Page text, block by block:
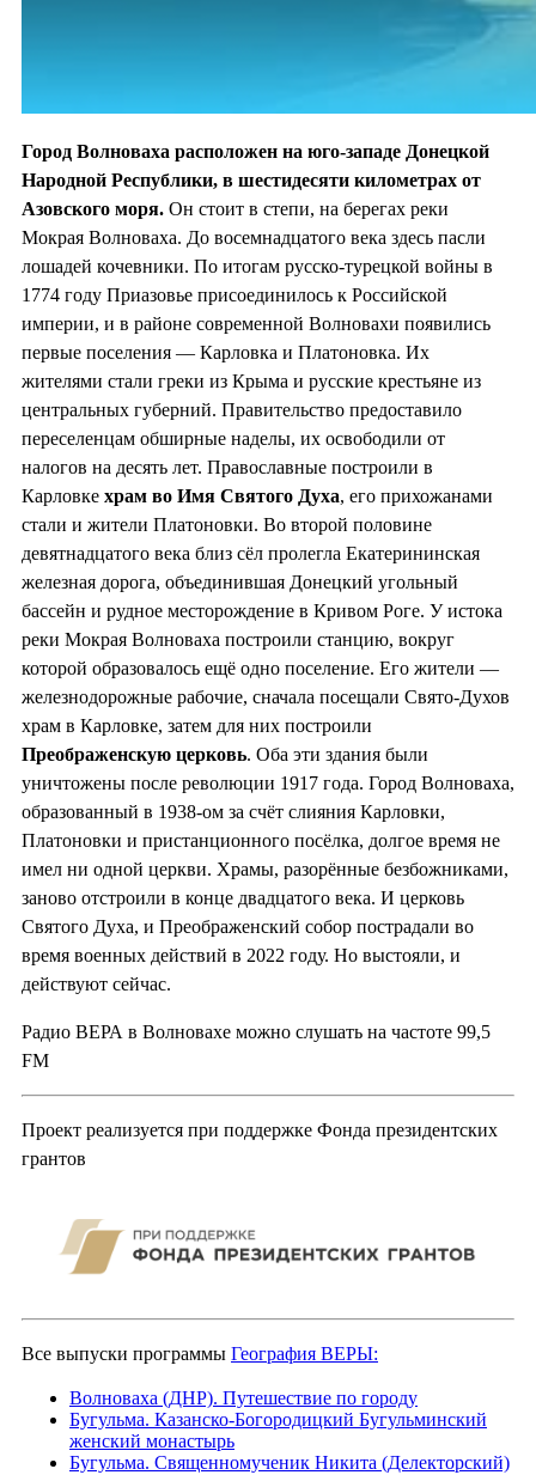
Город Волноваха расположен на юго-западе Донецкой
Народной Республики, в шестидесяти километрах от
Азовского моря. Он стоит в степи, на берегах реки
Мокрая Волноваха. До восемнадцатого века здесь пасли
лошадей кочевники. По итогам русско-турецкой войны в
1774 году Приазовье присоединилось к Российской
империи, и в районе современной Волновахи появились
первые поселения — Карловка и Платоновка. Их
жителями стали греки из Крыма и русские крестьяне из
центральных губерний. Правительство предоставило
переселенцам обширные наделы, их освободили от
налогов на десять лет. Православные построили в
Карловке храм во Имя Святого Духа, его прихожанами
стали и жители Платоновки. Во второй половине
девятнадцатого века близ сёл пролегла Екатерининская
железная дорога, объединившая Донецкий угольный
бассейн и рудное месторождение в Кривом Роге. У истока
реки Мокрая Волноваха построили станцию, вокруг
которой образовалось ещё одно поселение. Его жители —
железнодорожные рабочие, сначала посещали Свято-Духов
храм в Карловке, затем для них построили
Преображенскую церковь. Оба эти здания были
уничтожены после революции 1917 года. Город Волноваха,
образованный в 1938-ом за счёт слияния Карловки,
Платоновки и пристанционного посёлка, долгое время не
имел ни одной церкви. Храмы, разорённые безбожниками,
заново отстроили в конце двадцатого века. И церковь
Святого Духа, и Преображенский собор пострадали во
время военных действий в 2022 году. Но выстояли, и
действуют сейчас.
Радио ВЕРА в Волновахе можно слушать на частоте 99,5
FM
Проект реализуется при поддержке Фонда президентских
грантов
Все выпуски программы География ВЕРЫ:
Волноваха (ДНР). Путешествие по городу
Бугульма. Казанско-Богородицкий Бугульминский
женский монастырь
Бугульма. Священномученик Никита (Делекторский)